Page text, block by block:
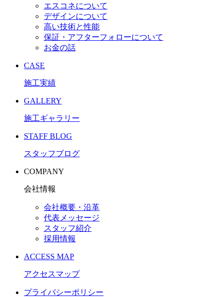
エスコネについて
デザインについて
高い技術と性能
保証・アフターフォローについて
お金の話
CASE
施工実績
GALLERY
施工ギャラリー
STAFF BLOG
スタッフブログ
COMPANY
会社情報
会社概要・沿革
代表メッセージ
スタッフ紹介
採用情報
ACCESS MAP
アクセスマップ
プライバシーポリシー